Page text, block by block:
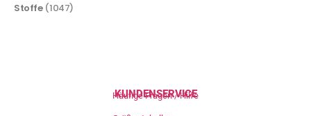
Stoffe (1047)
KUNDENSERVICE
Häufige Fragen / Hilfe